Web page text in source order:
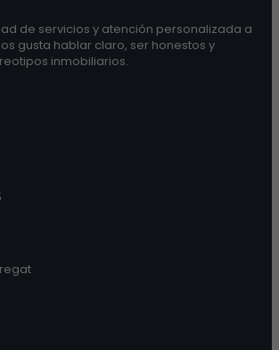
de servicios y atención personalizada a
gusta hablar claro, ser honestos y
inmobiliarios.